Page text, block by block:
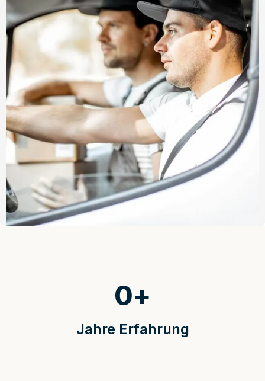
Jahre Erfahrung
0+